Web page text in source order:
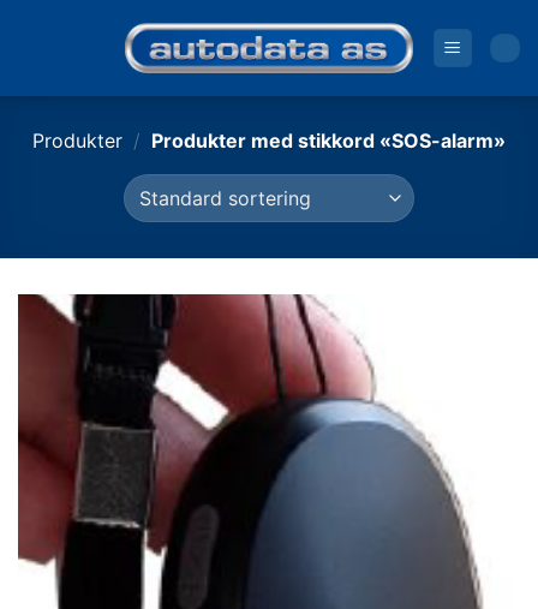
Produkter / Produkter med stikkord «SOS-alarm»